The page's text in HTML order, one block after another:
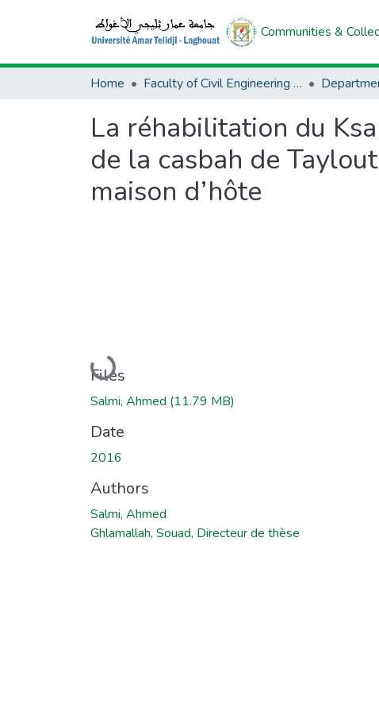
Communities &
Home Faculty of Civil Engineering And Architecture
La réhabilitation du
de la casbah de
maison d’hôte
Loading...
Files
Salmi, Ahmed (11.79 MB)
Date
2016
Authors
Salmi, Ahmed
Ghlamallah, Souad, Directeur de thèse